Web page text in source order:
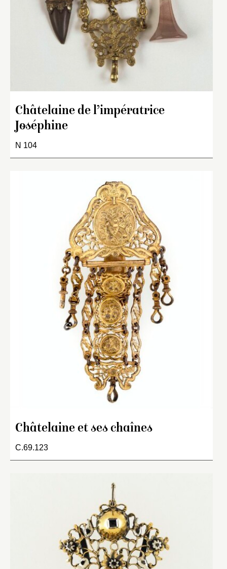
Châtelaine de l’impératrice
Joséphine
N 104
Châtelaine et ses chaînes
C.69.123